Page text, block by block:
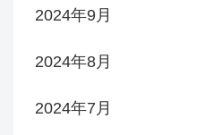
2024年9月
2024年8月
2024年7月